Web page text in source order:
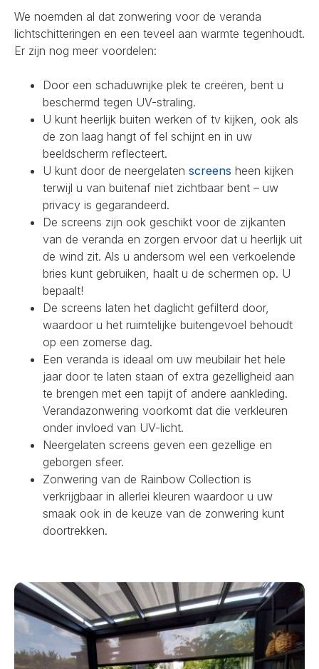
We noemden al dat zonwering voor de veranda
lichtschitteringen en een teveel aan warmte tegenhoudt.
Er zijn nog meer voordelen:
Door een schaduwrijke plek te creëren, bent u
beschermd tegen UV-straling.
U kunt heerlijk buiten werken of tv kijken, ook als
de zon laag hangt of fel schijnt en in uw
beeldscherm reflecteert.
U kunt door de neergelaten screens heen kijken
terwijl u van buitenaf niet zichtbaar bent – uw
privacy is gegarandeerd.
De screens zijn ook geschikt voor de zijkanten
van de veranda en zorgen ervoor dat u heerlijk uit
de wind zit. Als u andersom wel een verkoelende
bries kunt gebruiken, haalt u de schermen op. U
bepaalt!
De screens laten het daglicht gefilterd door,
waardoor u het ruimtelijke buitengevoel behoudt
op een zomerse dag.
Een veranda is ideaal om uw meubilair het hele
jaar door te laten staan of extra gezelligheid aan
te brengen met een tapijt of andere aankleding.
Verandazonwering voorkomt dat die verkleuren
onder invloed van UV-licht.
Neergelaten screens geven een gezellige en
geborgen sfeer.
Zonwering van de Rainbow Collection is
verkrijgbaar in allerlei kleuren waardoor u uw
smaak ook in de keuze van de zonwering kunt
doortrekken.